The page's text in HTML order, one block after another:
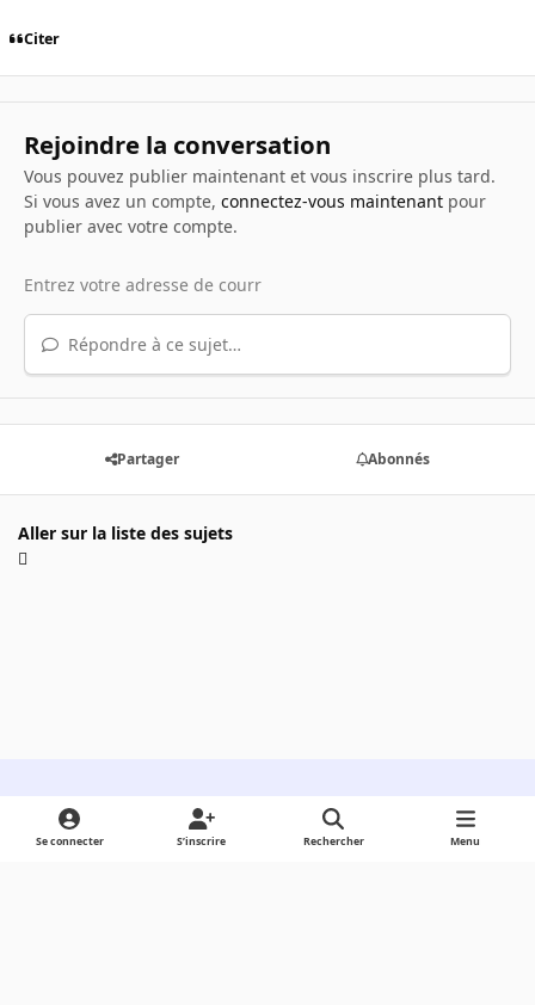
Citer
Rejoindre la conversation
Vous pouvez publier maintenant et vous inscrire plus tard.
Si vous avez un compte, connectez-vous maintenantpour
publier avec votre compte.
Répondre à ce sujet…
Partager Abonnés
Aller sur la liste des sujets
Light ModeDark ModeSystem Preference
Se connecter S’inscrire Rechercher Menu